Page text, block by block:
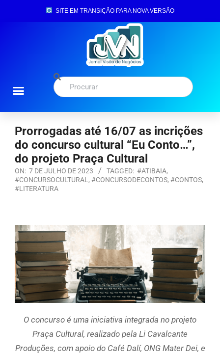
SITE EM TRANSIÇÃO PARA NOVA VERSÃO
Prorrogadas até 16/07 as incrições
do concurso cultural “Eu Conto…”,
do projeto Praça Cultural
ON: 7 DE JULHO DE 2023 TAGGED: #ATIBAIA,
#CONCURSOCULTURAL , #CONCURSODECONTOS, #CONTOS,
#LITERATURA
O concurso é uma iniciativa integrada no projeto
Praça Cultural, realizado pela Li Cavalcante
Produções, com apoio do Café Dalí, ONG Mater Dei, e